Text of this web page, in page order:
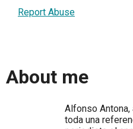
Report Abuse
About me
Alfonso
toda una